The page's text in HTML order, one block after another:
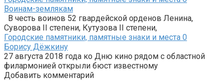
Воинам-землякам
В честь воинов 52 гвардейской орденов Ленина,
Суворова II степени, Кутузова II степени,
Городские памятники, памятные знаки и места 0
Борису Дёжкину
27 августа 2018 года ко Дню кино рядом с областной
филармонией открыли бюст известному
Добавить комментарий